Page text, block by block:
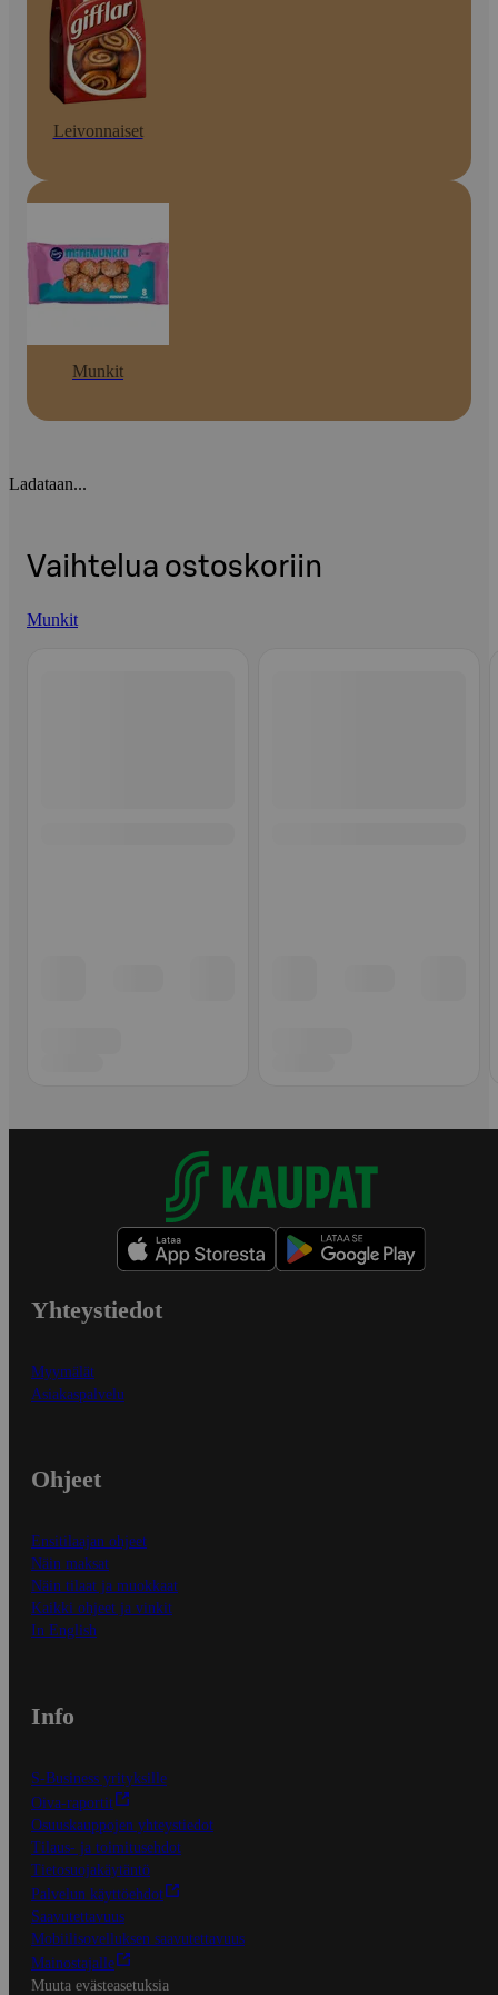
Leivonnaiset
Munkit
Ladataan...
Vaihtelua ostoskoriin
Munkit
Yhteystiedot
Myymälät
Asiakaspalvelu
Ohjeet
Ensitilaajan ohjeet
Näin maksat
Näin tilaat ja muokkaat
Kaikki ohjeet ja vinkit
In English
Info
S-Business yrityksille
Oiva-raportit
Osuuskauppojen yhteystiedot
Tilaus- ja toimitusehdot
Tietosuojakäytäntö
Palvelun käyttöehdot
Saavutettavuus
Mobiilisovelluksen saavutettavuus
Mainostajalle
Muuta evästeasetuksia